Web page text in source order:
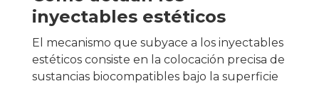
inyectables estéticos
El mecanismo que subyace a los inyectables
estéticos consiste en la colocación precisa de
sustancias biocompatibles bajo la superficie